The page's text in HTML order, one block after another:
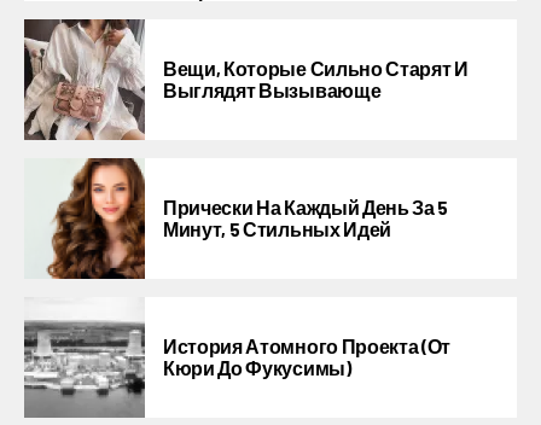
Вещи, Которые Сильно Старят И
Выглядят Вызывающе
Прически На Каждый День За 5
Минут, 5 Стильных Идей
История Атомного Проекта (от
Кюри До Фукусимы)